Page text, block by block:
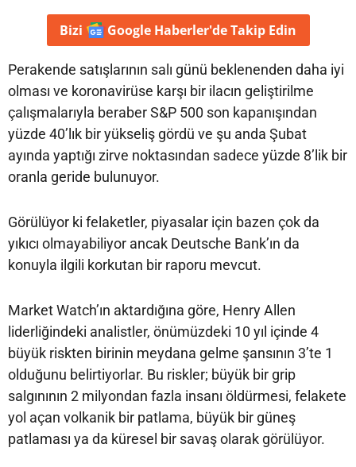
Bizi Google Haberler'deTakip Edin
Perakende satışlarının salı günü beklenenden daha iyi
olması ve koronavirüse karşı bir ilacın geliştirilme
çalışmalarıyla beraber S&P 500 son kapanışından
yüzde 40’lık bir yükseliş gördü ve şu anda Şubat
ayında yaptığı zirve noktasından sadece yüzde 8’lik bir
oranla geride bulunuyor.
Görülüyor ki felaketler, piyasalar için bazen çok da
yıkıcı olmayabiliyor ancak Deutsche Bank’ın da
konuyla ilgili korkutan bir raporu mevcut.
Market Watch’ın aktardığına göre, Henry Allen
liderliğindeki analistler, önümüzdeki 10 yıl içinde 4
büyük riskten birinin meydana gelme şansının 3’te 1
olduğunu belirtiyorlar. Bu riskler; büyük bir grip
salgınının 2 milyondan fazla insanı öldürmesi, felakete
yol açan volkanik bir patlama, büyük bir güneş
patlaması ya da küresel bir savaş olarak görülüyor.